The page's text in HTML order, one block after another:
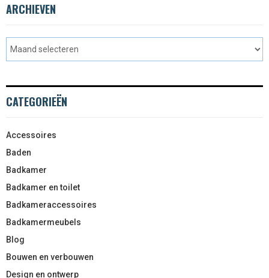
ARCHIEVEN
CATEGORIEËN
Accessoires
Baden
Badkamer
Badkamer en toilet
Badkameraccessoires
Badkamermeubels
Blog
Bouwen en verbouwen
Design en ontwerp